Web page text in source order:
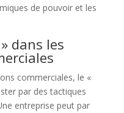
de pouvoir et les
dans les
commerciales, le «
par des tactiques
entreprise peut par